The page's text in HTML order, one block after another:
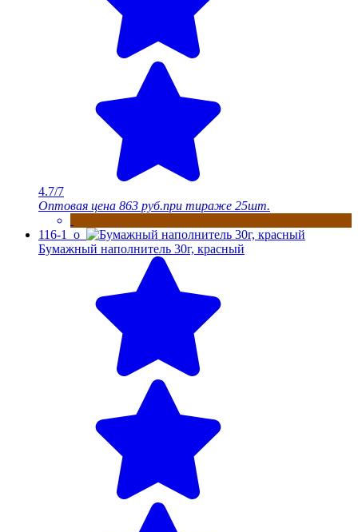
4.7/7
Оптовая цена 863 руб.при тираже 25шт.
116-1_o
Бумажный наполнитель 30г, красный